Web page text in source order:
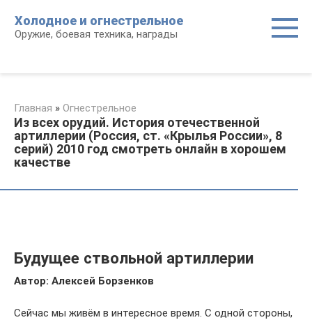
контенту
Холодное и огнестрельное
Оружие, боевая техника, награды
Главная » Огнестрельное
Из всех орудий. История отечественной
артиллерии (Россия, ст. «Крылья России», 8
серий) 2010 год смотреть онлайн в хорошем
качестве
Будущее ствольной артиллерии
Автор: Алексей Борзенков
Сейчас мы живём в интересное время. С одной стороны,